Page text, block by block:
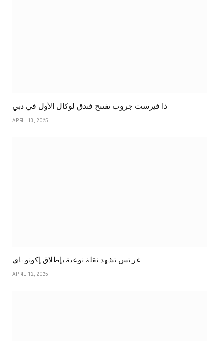
ذا فيرست جروب تفتتح فندق لوكال الأول في دبي
APRIL 13, 2025
غراتس تشهد نقلة نوعية بإطلاق إكونو باي
APRIL 12, 2025